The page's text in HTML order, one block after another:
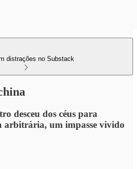
distrações no Substack
desceu dos céus para
arbitrária, um impasse vivido